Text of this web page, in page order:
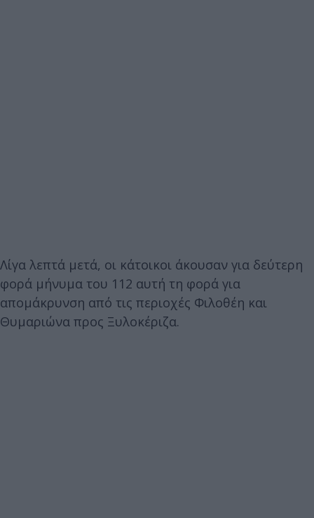
Λίγα λεπτά μετά, οι κάτοικοι άκουσαν για δεύτερη
φορά μήνυμα του 112 αυτή τη φορά για
απομάκρυνση από τις περιοχές Φιλοθέη και
Θυμαριώνα προς Ξυλοκέριζα.